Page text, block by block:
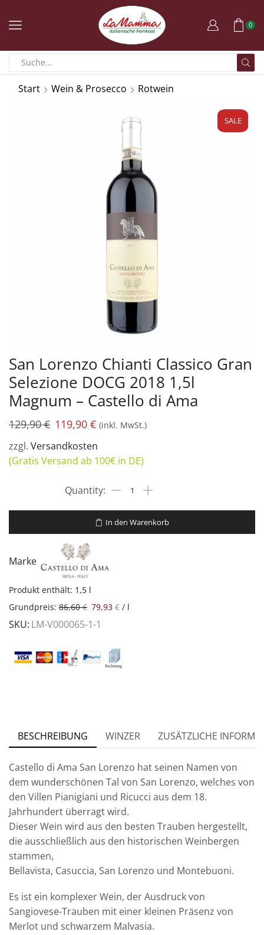
0
Start Wein & Prosecco Rotwein
SALE
San Lorenzo Chianti Classico Gran
Selezione DOCG 2018 1,5l
Magnum – Castello di Ama
129,90€ 119,90 € (inkl. MwSt.)
zzgl. Versandkosten
(Gratis Versand ab 100€ in DE)
In den Warenkorb
Marke
Produkt enthält: 1,5 l
Grundpreis: 86,60€ 79,93 € / l
SKU: LM-V000065-1-1
BESCHREIBUNG WINZER ZUSÄTZLICHE
Castello di Ama San Lorenzo hat seinen Namen von
dem wunderschönen Tal von San Lorenzo, welches von
den Villen Pianigiani und Ricucci aus dem 18.
Jahrhundert überragt wird.
Dieser Wein wird aus den besten Trauben hergestellt,
die ausschließlich aus den historischen Weinbergen
stammen,
Bellavista, Casuccia, San Lorenzo und Montebuoni.
Es ist ein komplexer Wein, der Ausdruck von
Sangiovese-Trauben mit einer kleinen Präsenz von
Merlot und schwarzem Malvasia.